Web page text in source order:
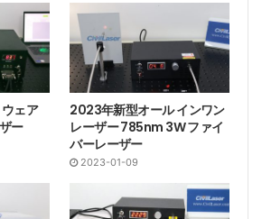
ェア
ー
2023年新型オール インワン
レーザー 785nm 3W ファイ
バーレーザー
2023-01-09